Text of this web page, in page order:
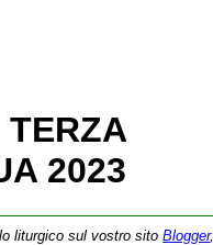
TERZA
2023
liturgico sul vostro sitoBlogger,